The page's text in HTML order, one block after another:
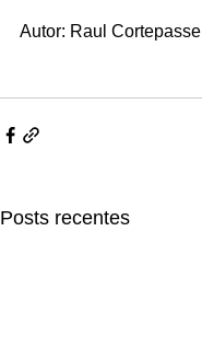
Autor: Raul Cortepasse
Posts recentes